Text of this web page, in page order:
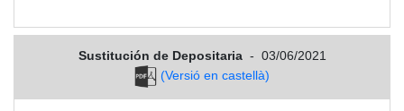
Sustitución de Depositaria - 03/06/2021
(Versió en castellà)